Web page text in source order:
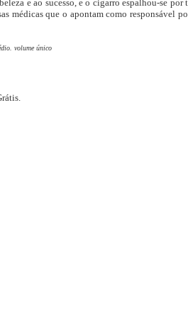
e ao sucesso, e o cigarro espalhou-se
que o apontam como responsável
volume único